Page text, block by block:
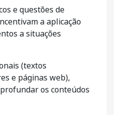
e questões de
a aplicação
a situações
(textos
e páginas web),
os conteúdos